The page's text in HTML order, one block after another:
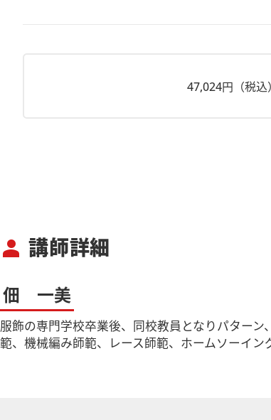
47,024円（税込）
person 講師詳細
佃 一美
服飾の専門学校卒業後、同校教員となりパター
範、機械編み師範、レース師範、ホームソーイン